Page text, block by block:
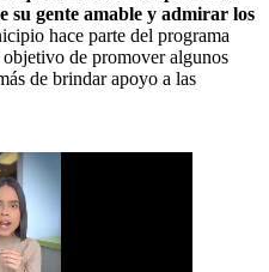
su gente amable y admirar los
hace parte del programa
de promover algunos
de brindar apoyo a las